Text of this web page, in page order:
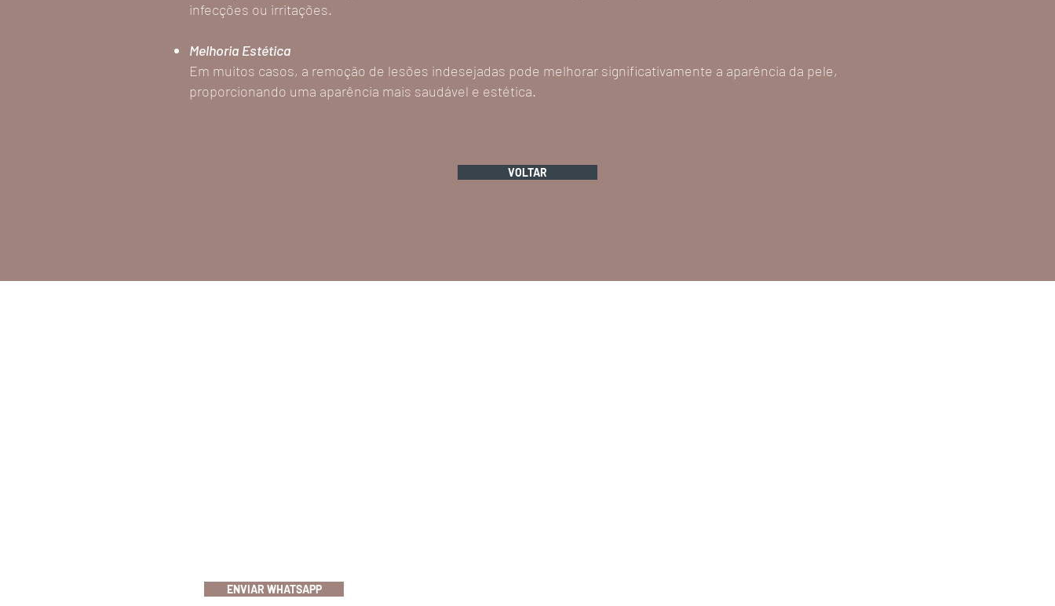
infecções ou irritações.
Melhoria Estética
Em muitos casos, a remoção de lesões indesejadas pode melhorar significativamente a aparência da pele,
proporcionando uma aparência mais saudável e estética.
VOLTAR
ENVIAR WHATSAPP